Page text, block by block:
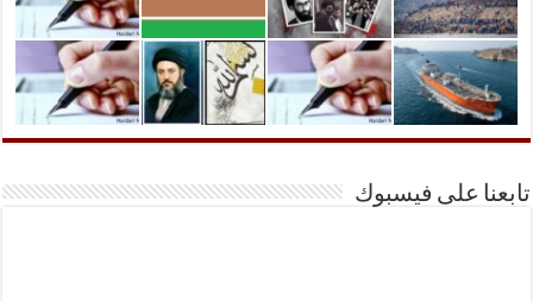
تابعنا على فيسبوك